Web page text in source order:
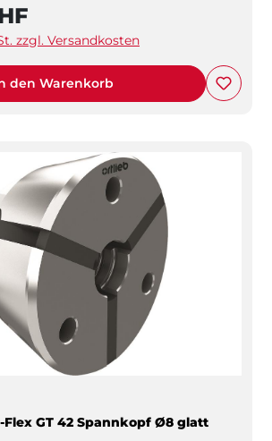
zzgl. Versandkosten
den Warenkorb
GT 42 Spannkopf Ø8 glatt